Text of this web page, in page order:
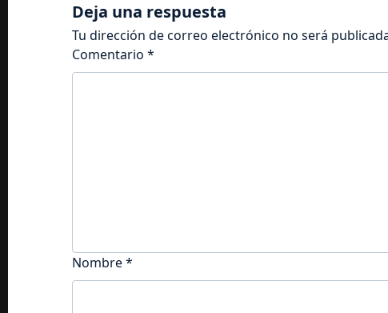
Deja una respuesta
Tu dirección de correo electrónico no será
Comentario *
Nombre*